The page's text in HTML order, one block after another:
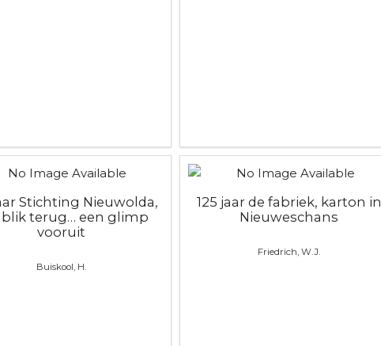
Stichting Nieuwolda,
blik terug… een glimp
vooruit
Buiskool, H.
125 jaar de fabriek, karton in
Nieuweschans
Friedrich, W.J.